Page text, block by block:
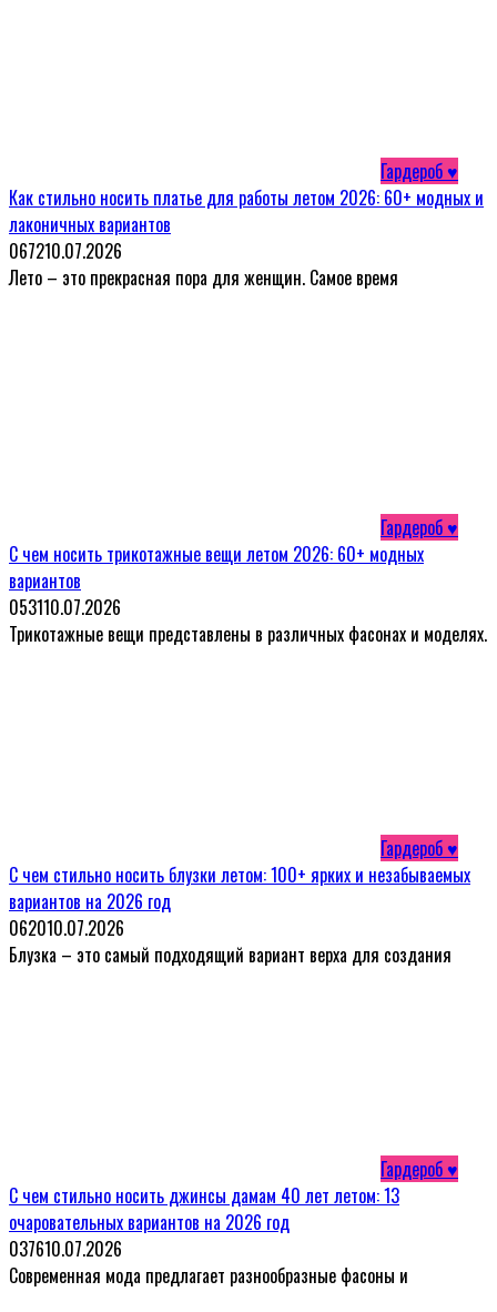
Гардероб ♥
Как стильно носить платье для работы летом 2026: 60+ модных и
лаконичных вариантов
067210.07.2026
Лето – это прекрасная пора для женщин. Самое время
Гардероб ♥
С чем носить трикотажные вещи летом 2026: 60+ модных
вариантов
053110.07.2026
Трикотажные вещи представлены в различных фасонах и моделях.
Гардероб ♥
С чем стильно носить блузки летом: 100+ ярких и незабываемых
вариантов на 2026 год
062010.07.2026
Блузка – это самый подходящий вариант верха для создания
Гардероб ♥
С чем стильно носить джинсы дамам 40 лет летом: 13
очаровательных вариантов на 2026 год
037610.07.2026
Современная мода предлагает разнообразные фасоны и